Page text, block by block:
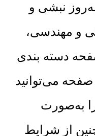
نبشی و
و مهندسی،
دسته بندی
می‌توانید
به‌صورت
از شرایط